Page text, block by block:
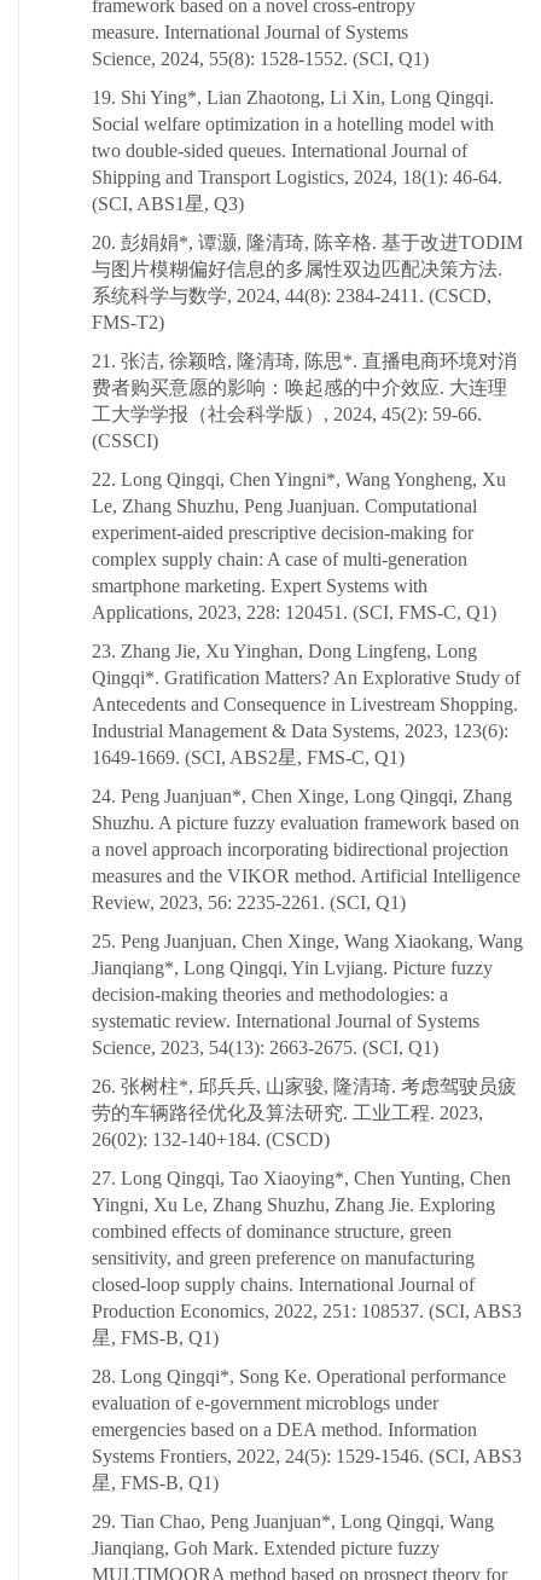
framework based on a novel cross-entropy
measure. International Journal of Systems
Science, 2024, 55(8): 1528-1552. (SCI, Q1)
19. Shi Ying*, Lian Zhaotong, Li Xin, Long Qingqi.
Social welfare optimization in a hotelling model with
two double-sided queues. International Journal of
Shipping and Transport Logistics, 2024, 18(1): 46-64.
(SCI, ABS1星, Q3)
20. 彭娟娟*, 谭灏, 隆清琦, 陈辛格. 基于改进TODIM
与图片模糊偏好信息的多属性双边匹配决策方法.
系统科学与数学, 2024, 44(8): 2384-2411. (CSCD,
FMS-T2)
21. 张洁, 徐颖晗, 隆清琦, 陈思*. 直播电商环境对消
费者购买意愿的影响：唤起感的中介效应. 大连理
工大学学报（社会科学版）, 2024, 45(2): 59-66.
(CSSCI)
22. Long Qingqi, Chen Yingni*, Wang Yongheng, Xu
Le, Zhang Shuzhu, Peng Juanjuan. Computational
experiment-aided prescriptive decision-making for
complex supply chain: A case of multi-generation
smartphone marketing. Expert Systems with
Applications, 2023, 228: 120451. (SCI, FMS-C, Q1)
23. Zhang Jie, Xu Yinghan, Dong Lingfeng, Long
Qingqi*. Gratification Matters? An Explorative Study of
Antecedents and Consequence in Livestream Shopping.
Industrial Management & Data Systems, 2023, 123(6):
1649-1669. (SCI, ABS2星, FMS-C, Q1)
24. Peng Juanjuan*, Chen Xinge, Long Qingqi, Zhang
Shuzhu. A picture fuzzy evaluation framework based on
a novel approach incorporating bidirectional projection
measures and the VIKOR method. Artificial Intelligence
Review, 2023, 56: 2235-2261. (SCI, Q1)
25. Peng Juanjuan, Chen Xinge, Wang Xiaokang, Wang
Jianqiang*, Long Qingqi, Yin Lvjiang. Picture fuzzy
decision-making theories and methodologies: a
systematic review. International Journal of Systems
Science, 2023, 54(13): 2663-2675. (SCI, Q1)
26. 张树柱*, 邱兵兵, 山家骏, 隆清琦. 考虑驾驶员疲
劳的车辆路径优化及算法研究. 工业工程. 2023,
26(02): 132-140+184. (CSCD)
27. Long Qingqi, Tao Xiaoying*, Chen Yunting, Chen
Yingni, Xu Le, Zhang Shuzhu, Zhang Jie. Exploring
combined effects of dominance structure, green
sensitivity, and green preference on manufacturing
closed-loop supply chains. International Journal of
Production Economics, 2022, 251: 108537. (SCI, ABS3
星, FMS-B, Q1)
28. Long Qingqi*, Song Ke. Operational performance
evaluation of e-government microblogs under
emergencies based on a DEA method. Information
Systems Frontiers, 2022, 24(5): 1529-1546. (SCI, ABS3
星, FMS-B, Q1)
29. Tian Chao, Peng Juanjuan*, Long Qingqi, Wang
Jianqiang, Goh Mark. Extended picture fuzzy
MULTIMOORA method based on prospect theory for